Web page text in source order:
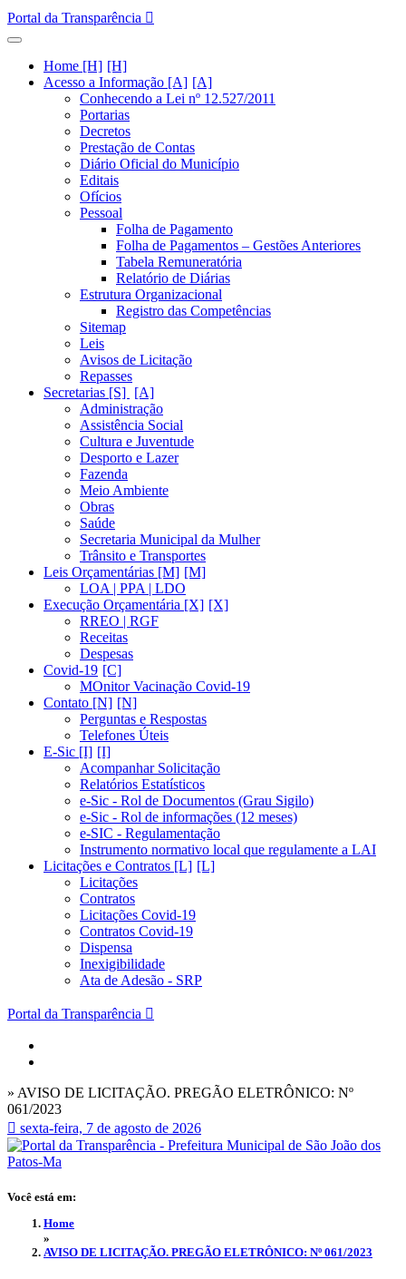
Portal da Transparência
Home [H]
Acesso a Informação [A]
Conhecendo a Lei nº 12.527/2011
Portarias
Decretos
Prestação de Contas
Diário Oficial do Município
Editais
Ofícios
Pessoal
Folha de Pagamento
Folha de Pagamentos – Gestões Anteriores
Tabela Remuneratória
Relatório de Diárias
Estrutura Organizacional
Registro das Competências
Sitemap
Leis
Avisos de Licitação
Repasses
Secretarias [S]
Administração
Assistência Social
Cultura e Juventude
Desporto e Lazer
Fazenda
Meio Ambiente
Obras
Saúde
Secretaria Municipal da Mulher
Trânsito e Transportes
Leis Orçamentárias [M]
LOA | PPA | LDO
Execução Orçamentária [X]
RREO | RGF
Receitas
Despesas
Covid-19
MOnitor Vacinação Covid-19
Contato [N]
Perguntas e Respostas
Telefones Úteis
E-Sic [I]
Acompanhar Solicitação
Relatórios Estatísticos
e-Sic - Rol de Documentos (Grau Sigilo)
e-Sic - Rol de informações (12 meses)
e-SIC - Regulamentação
Instrumento normativo local que regulamente a LAI
Licitações e Contratos [L]
Licitações
Contratos
Licitações Covid-19
Contratos Covid-19
Dispensa
Inexigibilidade
Ata de Adesão - SRP
Portal da Transparência
» AVISO DE LICITAÇÃO. PREGÃO ELETRÔNICO: Nº
061/2023
sexta-feira, 7 de agosto de 2026
Você está em:
Home
»
AVISO DE LICITAÇÃO. PREGÃO ELETRÔNICO: Nº 061/2023